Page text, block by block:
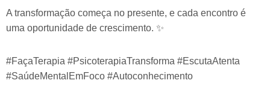
A transformação começa no presente, e cada encontro é
uma oportunidade de crescimento. ✨
#FaçaTerapia #PsicoterapiaTransforma #EscutaAtenta
#SaúdeMentalEmFoco #Autoconhecimento